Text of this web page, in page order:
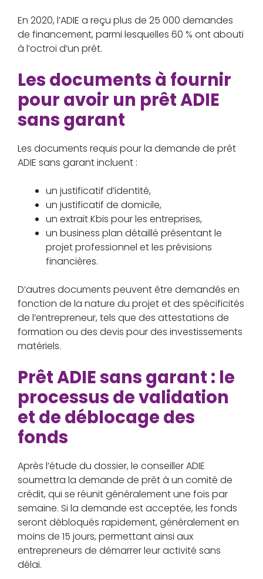
En 2020, l’ADIE a reçu plus de 25 000 demandes
de financement, parmi lesquelles 60 % ont abouti
à l’octroi d’un prêt.
Les documents à fournir
pour avoir un prêt ADIE
sans garant
Les documents requis pour la demande de prêt
ADIE sans garant incluent :
un justificatif d’identité,
un justificatif de domicile,
un extrait Kbis pour les entreprises,
un business plan détaillé présentant le
projet professionnel et les prévisions
financières.
D’autres documents peuvent être demandés en
fonction de la nature du projet et des spécificités
de l’entrepreneur, tels que des attestations de
formation ou des devis pour des investissements
matériels.
Prêt ADIE sans garant : le
processus de validation
et de déblocage des
fonds
Après l’étude du dossier, le conseiller ADIE
soumettra la demande de prêt à un comité de
crédit, qui se réunit généralement une fois par
semaine. Si la demande est acceptée, les fonds
seront débloqués rapidement, généralement en
moins de 15 jours, permettant ainsi aux
entrepreneurs de démarrer leur activité sans
délai.